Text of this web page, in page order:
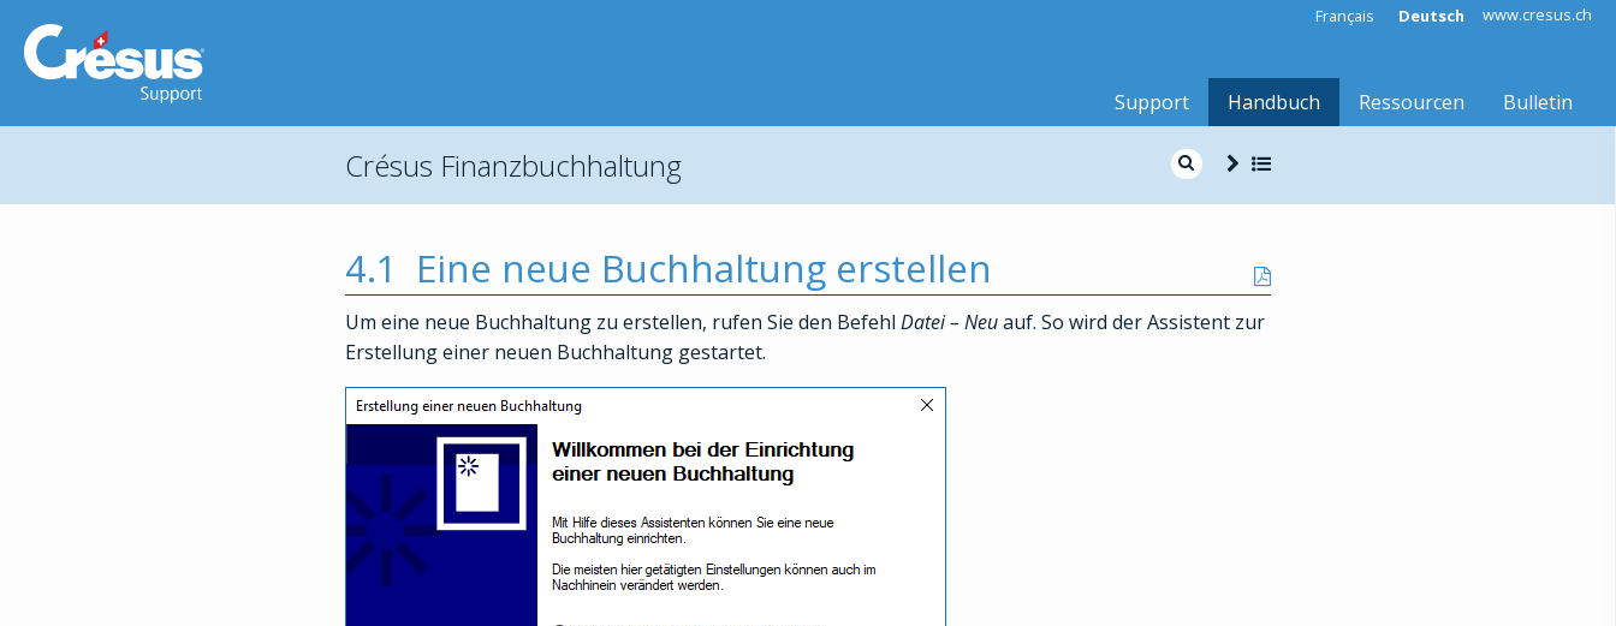
Français Deutsch www.cresus.ch
Support Handbuch Ressourcen Bulletin
Crésus Finanzbuchhaltung
4.1 Eine neue Buchhaltung erstellen
Um eine neue Buchhaltung zu erstellen, rufen Sie den Befehl Datei – Neuauf. So wird der Assistent zur
Erstellung einer neuen Buchhaltung gestartet.